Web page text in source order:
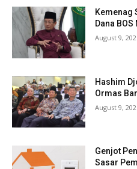
Kemenag
Dana BOS
August 9,
Hashim
Ormas
August 9,
Genjot
Sasar